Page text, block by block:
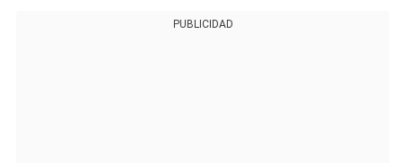
PUBLICIDAD